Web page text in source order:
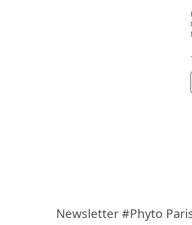
Newsletter #Phyto